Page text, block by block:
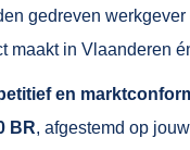
gedreven
maakt in Vlaanderen
en
BR, afgestemd op